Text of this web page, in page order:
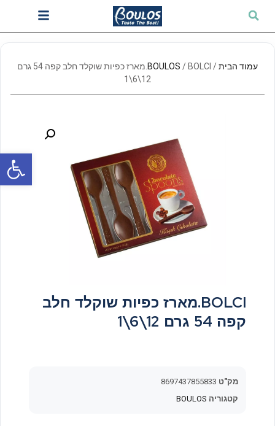
פתח
עמוד הבית/
BOULOS
/ BOLCI.מארז כפיות שוקלד חלב קפה 54 גרם
12\6\1
BOLCI.מארז כפיות שוקלד חלב
קפה 54 גרם 12\6\1
מק"ט 8697437855833
קטגוריה BOULOS